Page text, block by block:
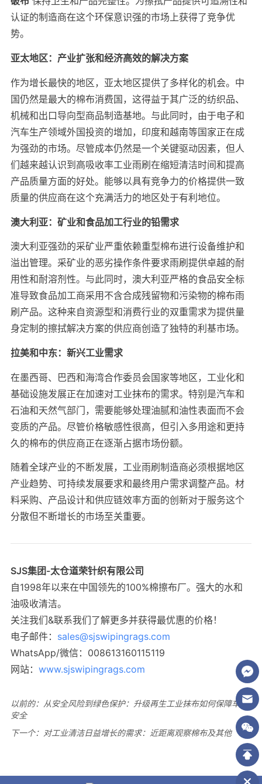
以前的： 从安全风险到绿色保护：升级再生工业抹布如何保障车间
安全
下一个： 对工业清洁日益增长的需求：近距离观察棉布及其他